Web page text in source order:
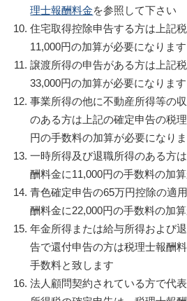
理士報酬料金を参照して下さい
住宅取得控除申告する方は上記
11,000円の加算が必要になります
譲渡所得の申告がある方は上記
33,000円の加算が必要になります
事業所得の他に不動産所得等の
のある方は上記の確定申告の税
円の手数料の加算が必要になり
一時所得及び退職所得のある方
酬料金に11,000円の手数料の加
青色確定申告の65万円控除の適
酬料金に22,000円の手数料の加
年金所得または給与所得および
告で還付申告の方は税理士報酬
手数料と致します
法人顧問契約されている方で代